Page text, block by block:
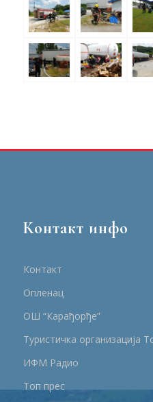
Контакт инфо
Контакт
Опленац
ОШ “Карађорђе”
Туристичка организација
ИФМ Радио
Топ прес